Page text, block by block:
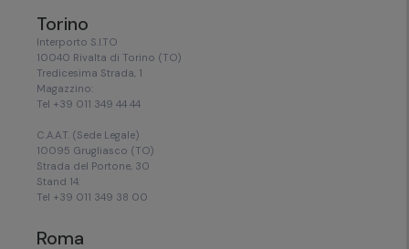
Torino
Interporto S.I.TO
10040 Rivalta di Torino (TO)
Tredicesima Strada, 1
Magazzino:
Tel +39 011 349 44 44
C.A.A.T. (Sede Legale)
10095 Grugliasco (TO)
Strada del Portone, 30
Stand 14:
Tel +39 011 349 38 00
Roma